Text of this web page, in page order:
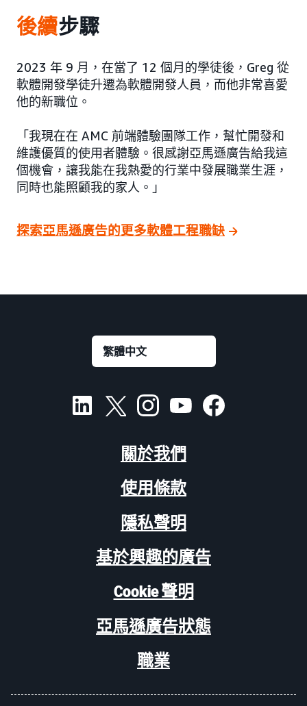
後續步驟
2023 年 9 月，在當了 12 個月的學徒後，Greg 從
軟體開發學徒升遷為軟體開發人員，而他非常喜愛
他的新職位。
「我現在在 AMC 前端體驗團隊工作，幫忙開發和
維護優質的使用者體驗。很感謝亞馬遜廣告給我這
個機會，讓我能在我熱愛的行業中發展職業生涯，
同時也能照顧我的家人。」
探索亞馬遜廣告的更多軟體工程職缺
關於我們
使用條款
隱私聲明
基於興趣的廣告
Cookie 聲明
亞馬遜廣告狀態
職業